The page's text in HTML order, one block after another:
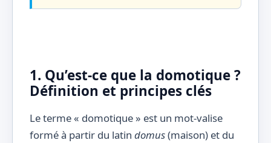
1. Qu’est-ce que la domotique ?
Définition et principes clés
Le terme « domotique » est un mot-valise
formé à partir du latin domus(maison) et du